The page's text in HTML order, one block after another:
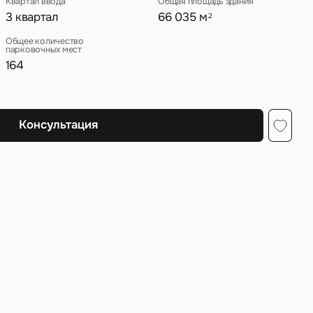
3 квартал 66 035 м2
Общее количество
парковочных мест
164
Консультация